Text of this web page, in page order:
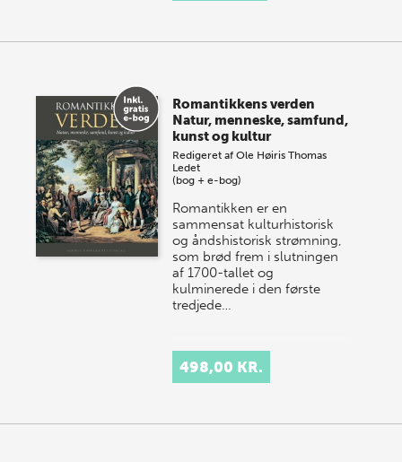
Romantikkens verden
Natur, menneske, samfund,
kunst og kultur
Redigeret afOle Høiris Thomas
Ledet
(bog + e-bog)
Romantikken er en
sammensat kulturhistorisk
og åndshistorisk strømning,
som brød frem i slutningen
af 1700-tallet og
kulminerede i den første
tredjede…
498,00 KR.